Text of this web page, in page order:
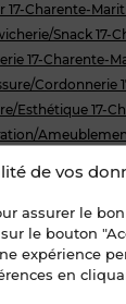
de vos
assurer le
le bouton
expérience
en
17-Charente-
Snack 17-
17-Charente-
Cordonnerie
Esthétique 17-
17-
17-Charente-